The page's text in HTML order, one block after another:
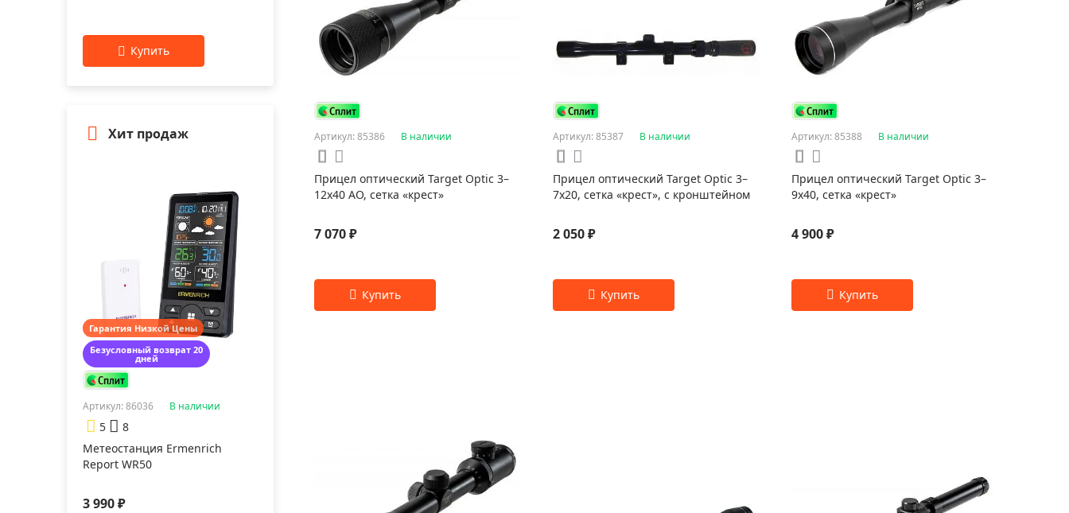
Хит продаж
Гарантия Низкой Цены
Безусловный возврат 20
дней
Артикул: 86036 В наличии
5
8
Метеостанция Ermenrich
Report WR50
3 990 ₽
Артикул: 85386 В наличии
Прицел оптический Target Optic 3–
12x40 AO, сетка «крест»
7 070 ₽
Артикул: 85387 В наличии
Прицел оптический Target Optic 3–
7x20, сетка «крест», с кронштейном
2 050 ₽
Артикул: 85388 В наличии
Прицел оптический Target Optic 3–
9x40, сетка «крест»
4 900 ₽